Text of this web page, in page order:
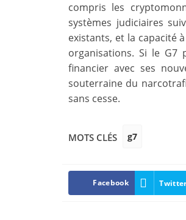
compris les
systèmes judiciaires
existants, et la capacité
organisations. Si le G7
financier avec ses
souterraine du
sans cesse.
MOTS CLÉS g7
Facebook